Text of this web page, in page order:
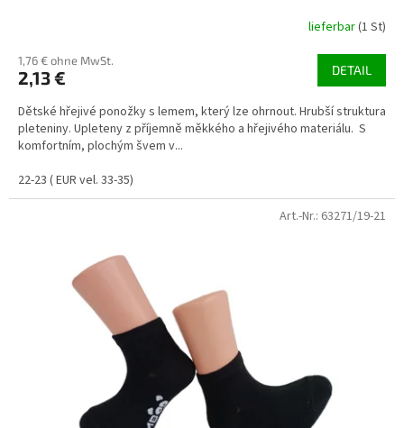
lieferbar(1 St)
1,76 € ohne MwSt.
2,13 € DETAIL
Dětské hřejivé ponožky s lemem, který lze ohrnout. Hrubší struktura
pleteniny. Upleteny z příjemně měkkého a hřejivého materiálu. S
komfortním, plochým švem v...
22-23 ( EUR vel. 33-35)
Art.-Nr.: 63271/19-21